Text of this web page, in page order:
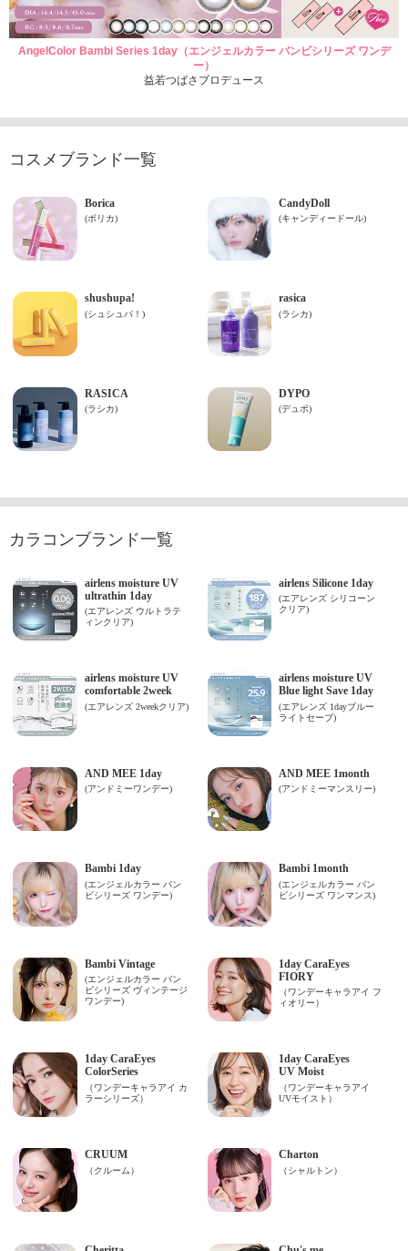
AngelColor Bambi Series 1day（エンジェルカラー バンビシリーズ ワンデ
ー）
益若つばさプロデュース
コスメブランド一覧
カラコンブランド一覧